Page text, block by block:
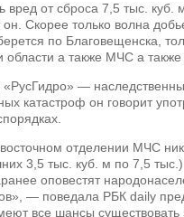
вред от сброса 7,5 тыс.
он. Скорее только волна
по Благовещенска,
области а также МЧС а также
«РусГидро» —
катастроф он говорит
отделении МЧС
3,5 тыс. куб. м по 7,5
оповестят
— поведала РБК daily
все шансы существовать